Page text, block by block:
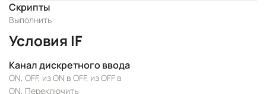
Скрипты
Выполнить
Условия IF
Канал дискретного ввода
ON, OFF, из ON в OFF, из OFF в
ON, Переключить